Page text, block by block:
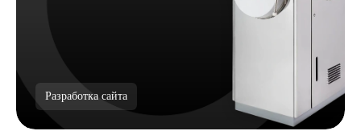
Разработка сайта